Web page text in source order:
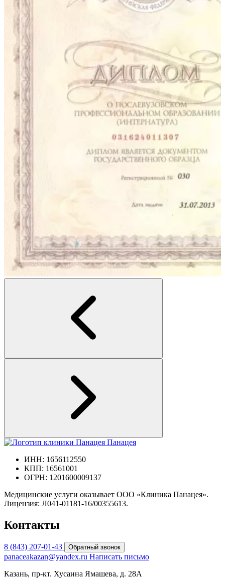
Панацея
ИНН: 1656112550
КПП: 16561001
ОГРН: 1201600009137
Медицинские услуги оказывает ООО «Клиника Панацея».
Лицензия: Л041-01181-16/00355613.
Контакты
8 (843) 207-01-43 Обратный звонок
panaceakazan@yandex.ru Написать письмо
Казань, пр-кт. Хусаина Ямашева, д. 28А